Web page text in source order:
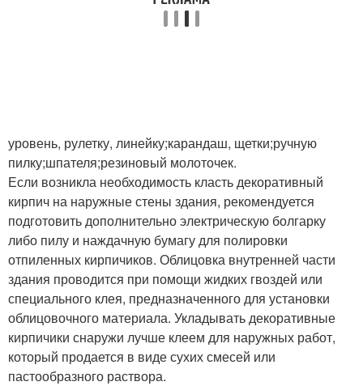
уровень, рулетку, линейку;карандаш, щетки;ручную
пилку;шпателя;резиновый молоточек.
Если возникла необходимость класть декоративный
кирпич на наружные стены здания, рекомендуется
подготовить дополнительно электрическую болгарку
либо пилу и наждачную бумагу для полировки
отпиленных кирпичиков. Облицовка внутренней части
здания проводится при помощи жидких гвоздей или
специального клея, предназначенного для установки
облицовочного материала. Укладывать декоративные
кирпичики снаружи лучше клеем для наружных работ,
который продается в виде сухих смесей или
пастообразного раствора.